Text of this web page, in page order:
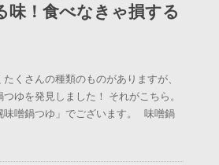
味！食べなきゃ損する
くさんの種類のものがありますが、
ゆを発見しました！ それがこちら。
噌鍋つゆ」でございます。 味噌鍋